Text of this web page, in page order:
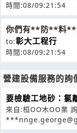
時間:08/09:21:54
你們有**防**料
to:彰大工程行
時間:08/09:21:54
營建設備服務的詢
要檢驗工地砂：氯
來自:桓OO木OO業